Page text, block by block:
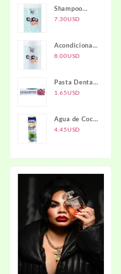
Shampoo
COCO WOW
7.30USD
Acondicionador
COCO WOW
8.00USD
Pasta Dental
Full
1.65 USD
Agua de Coco
IBERIA
4.45 USD